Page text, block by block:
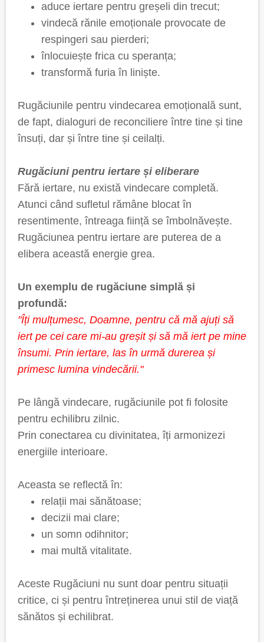
aduce iertare pentru greșeli din trecut;
vindecă rănile emoționale provocate de
respingeri sau pierderi;
înlocuiește frica cu speranța;
transformă furia în liniște.
Rugăciunile pentru vindecarea emoțională sunt,
de fapt, dialoguri de reconciliere între tine și tine
însuți, dar și între tine și ceilalți.
Rugăciuni pentru iertare și eliberare
Fără iertare, nu există vindecare completă.
Atunci când sufletul rămâne blocat în
resentimente, întreaga ființă se îmbolnăvește.
Rugăciunea pentru iertare are puterea de a
elibera această energie grea.
Un exemplu de rugăciune simplă și
profundă:
"Îți mulțumesc, Doamne, pentru că mă ajuți să
iert pe cei care mi-au greșit și să mă iert pe mine
însumi. Prin iertare, las în urmă durerea și
primesc lumina vindecării."
Pe lângă vindecare, rugăciunile pot fi folosite
pentru echilibru zilnic.
Prin conectarea cu divinitatea, îți armonizezi
energiile interioare.
Aceasta se reflectă în:
relații mai sănătoase;
decizii mai clare;
un somn odihnitor;
mai multă vitalitate.
Aceste Rugăciuni nu sunt doar pentru situații
critice, ci și pentru întreținerea unui stil de viață
sănătos și echilibrat.